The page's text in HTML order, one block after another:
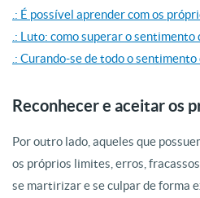
.: É possível aprender com os
.: Luto: como superar o sentimento
.: Curando-se de todo o sentimento
Reconhecer e aceitar os
Por outro lado, aqueles que
os próprios limites, erros,
se martirizar e se culpar de forma